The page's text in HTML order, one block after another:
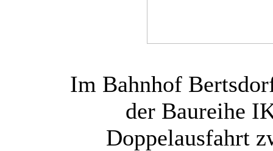
Im Bahnhof
der Baureihe
Doppelausfahrt